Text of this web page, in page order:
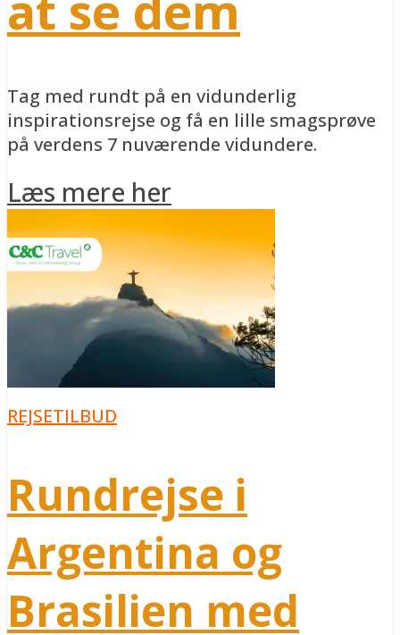
Tag med rundt på en vidunderlig
inspirationsrejse og få en lille smagsprøve
på verdens 7 nuværende vidundere.
Læs mere her
REJSETILBUD
Rundrejse i
Argentina og
Brasilien med